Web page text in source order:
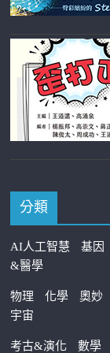
分類
AI人工智慧
基因
&醫學
物理 化學
奧妙
宇宙
考古&演化
數學